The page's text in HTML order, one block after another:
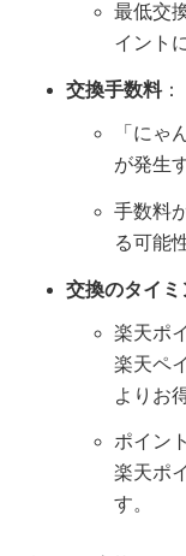
最低交
イント
交換手数料：
「にゃ
が発生
手数料
る可能
交換のタイミ
楽天ポ
楽天ペ
よりお
ポイン
楽天ポ
す。